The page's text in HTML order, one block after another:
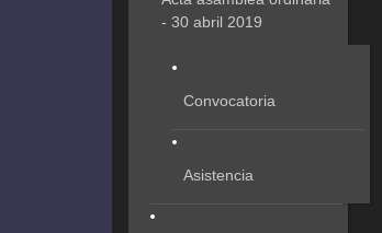
- 30 abril 2019
Convocatoria
Asistencia